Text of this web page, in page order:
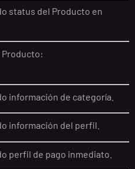
status del Producto en
Producto:
información de categoría.
información del perfil.
perfil de pago inmediato.